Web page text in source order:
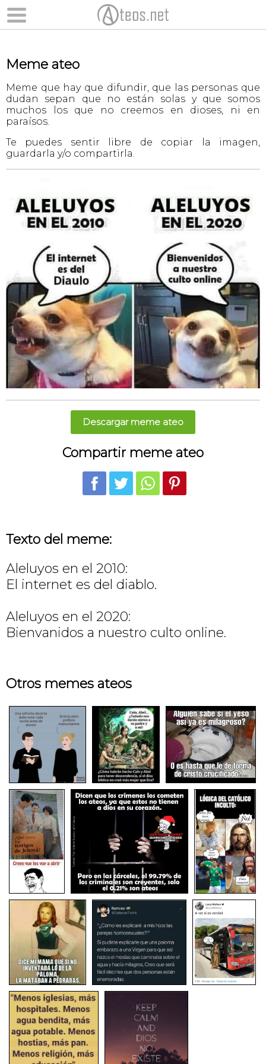
Meme ateo
Meme que hay que difundir, que las personas que
dudan sepan que no están solas y que somos
muchos los que no creemos en dioses, ni en
paraísos.
Te puedes sentir libre de copiar la imagen,
guardarla y/o compartirla.
Descargar meme ateo
Compartir meme ateo
Texto del meme:
Aleluyos en el 2010:
El internet es del diablo.
Aleluyos en el 2020:
Bienvanidos a nuestro culto online.
Otros memes ateos